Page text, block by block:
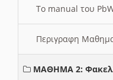
Το manual του
Περιγραφη
ΜΑΘΗΜΑ 2: